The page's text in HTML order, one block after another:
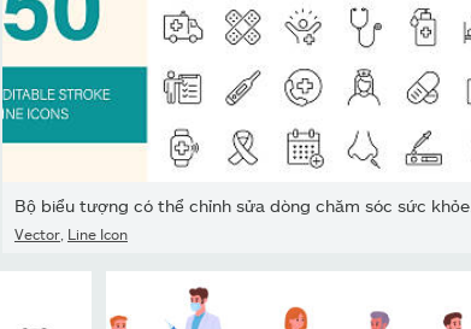
Bộ biểu tượng có thể chỉnh sửa dòng chăm sóc sức khỏe.
Vector, Line Icon